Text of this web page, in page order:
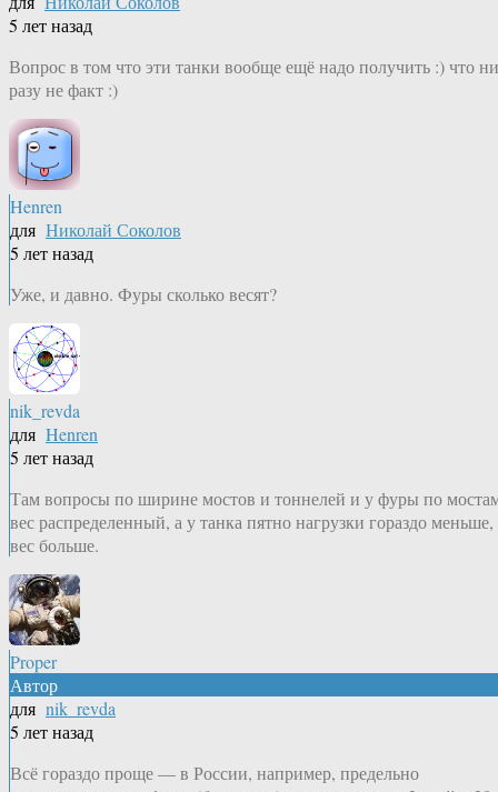
5 лет назад
Вопрос в том что эти танки вообще ещё надо получить :) что ни
разу не факт :)
Henren
для Николай Соколов
5 лет назад
Уже, и давно. Фуры сколько весят?
nik_revda
для Henren
5 лет назад
Там вопросы по ширине мостов и тоннелей и у фуры по
вес распределенный, а у танка пятно нагрузки гораздо меньше,
вес больше.
Proper
Автор
для nik_revda
5 лет назад
Всё гораздо проще — в России, например, предельно